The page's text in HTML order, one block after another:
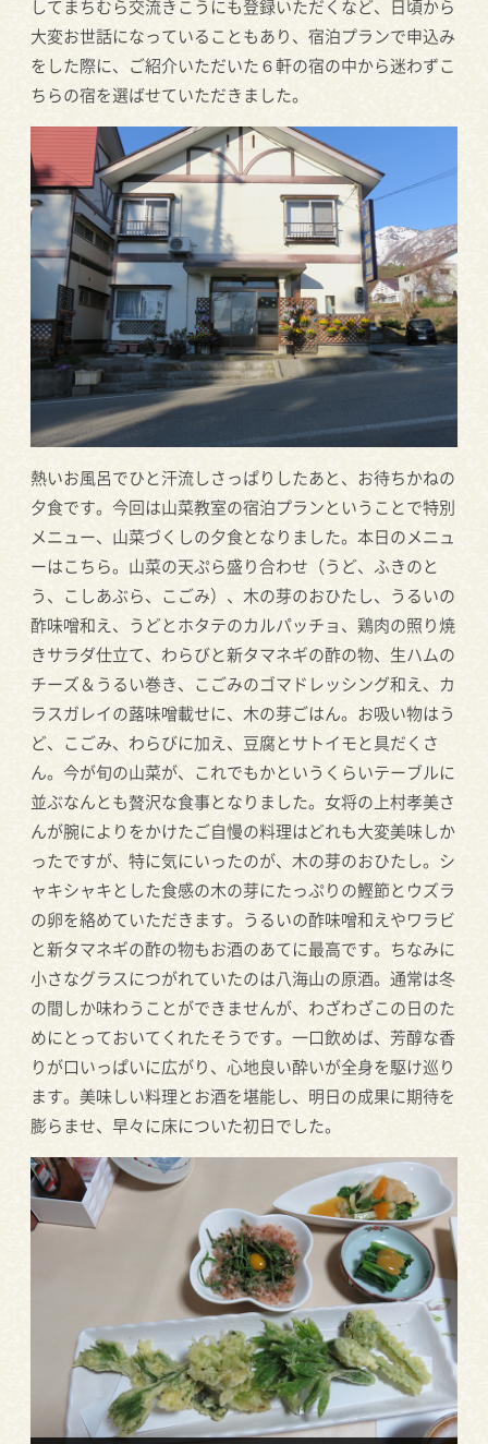
してまちむら交流きこうにも登録いただくなど、日頃から
大変お世話になっていることもあり、宿泊プランで申込み
をした際に、ご紹介いただいた６軒の宿の中から迷わずこ
ちらの宿を選ばせていただきました。
熱いお風呂でひと汗流しさっぱりしたあと、お待ちかねの
夕食です。今回は山菜教室の宿泊プランということで特別
メニュー、山菜づくしの夕食となりました。本日のメニュ
ーはこちら。山菜の天ぷら盛り合わせ（うど、ふきのと
う、こしあぶら、こごみ）、木の芽のおひたし、うるいの
酢味噌和え、うどとホタテのカルパッチョ、鶏肉の照り焼
きサラダ仕立て、わらびと新タマネギの酢の物、生ハムの
チーズ＆うるい巻き、こごみのゴマドレッシング和え、カ
ラスガレイの蕗味噌載せに、木の芽ごはん。お吸い物はう
ど、こごみ、わらびに加え、豆腐とサトイモと具だくさ
ん。今が旬の山菜が、これでもかというくらいテーブルに
並ぶなんとも贅沢な食事となりました。女将の上村孝美さ
んが腕によりをかけたご自慢の料理はどれも大変美味しか
ったですが、特に気にいったのが、木の芽のおひたし。シ
ャキシャキとした食感の木の芽にたっぷりの鰹節とウズラ
の卵を絡めていただきます。うるいの酢味噌和えやワラビ
と新タマネギの酢の物もお酒のあてに最高です。ちなみに
小さなグラスにつがれていたのは八海山の原酒。通常は冬
の間しか味わうことができませんが、わざわざこの日のた
めにとっておいてくれたそうです。一口飲めば、芳醇な香
りが口いっぱいに広がり、心地良い酔いが全身を駆け巡り
ます。美味しい料理とお酒を堪能し、明日の成果に期待を
膨らませ、早々に床についた初日でした。